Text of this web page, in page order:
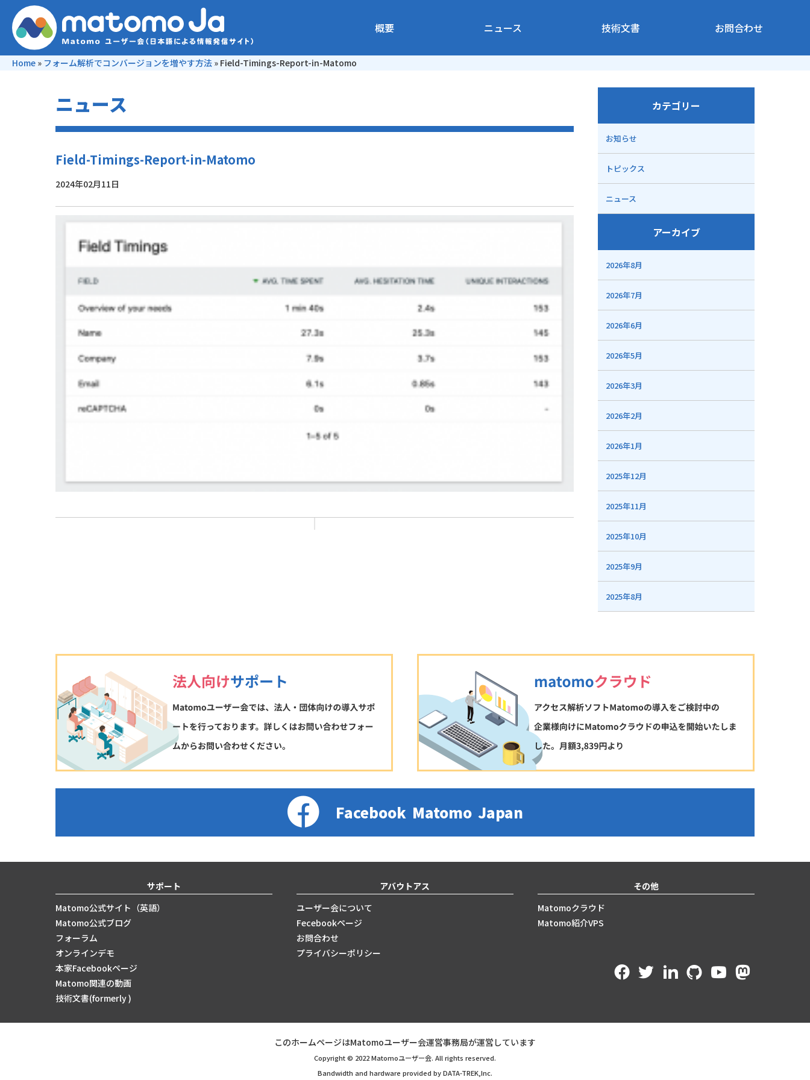
概要 ニュース 技術文書 お問合わせ
Home » フォーム解析でコンバージョンを増やす方法 » Field-Timings-Report-in-Matomo
ニュース
Field-Timings-Report-in-Matomo
2024年02月11日
カテゴリー
お知らせ
トピックス
ニュース
アーカイブ
2026年8月
2026年7月
2026年6月
2026年5月
2026年3月
2026年2月
2026年1月
2025年12月
2025年11月
2025年10月
2025年9月
2025年8月
Facebook Matomo Japan
サポート
Matomo公式サイト（英語）
Matomo公式ブログ
フォーラム
オンラインデモ
本家Facebookページ
Matomo関連の動画
技術文書(formerly )
アバウトアス
ユーザー会について
Fecebookページ
お問合わせ
プライバシーポリシー
その他
Matomoクラウド
Matomo紹介VPS
このホームページはMatomoユーザー会運営事務局が運営しています
Copyright © 2022 Matomoユーザー会. All rights reserved.
Bandwidth and hardware provided by DATA-TREK,Inc.